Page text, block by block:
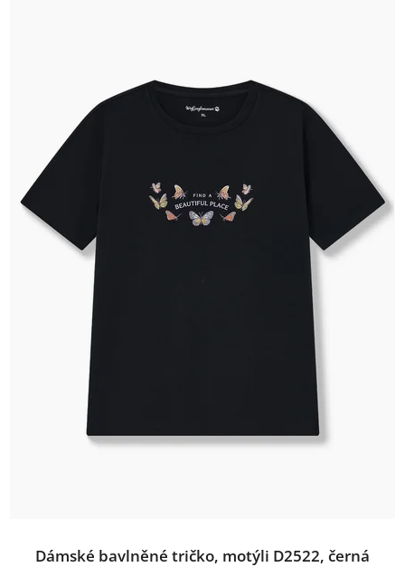
Dámské bavlněné tričko, motýli D2522, černá